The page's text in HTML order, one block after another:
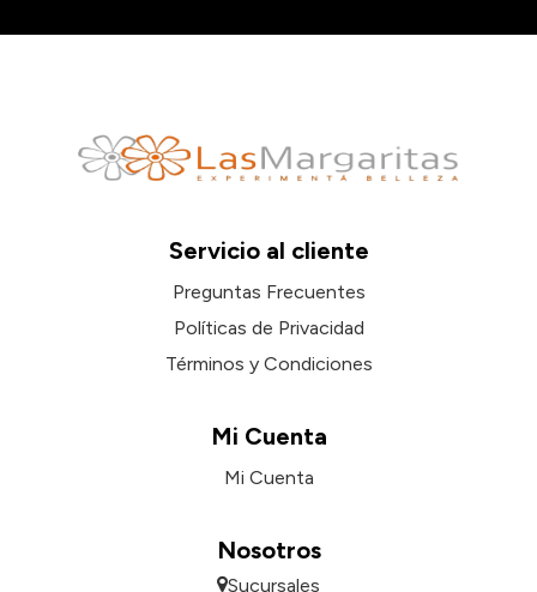
Servicio al cliente
Preguntas Frecuentes
Políticas de Privacidad
Términos y Condiciones
Mi Cuenta
Mi Cuenta
Nosotros
Sucursales